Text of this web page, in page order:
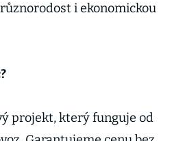
i ekonomickou
projekt, který funguje od